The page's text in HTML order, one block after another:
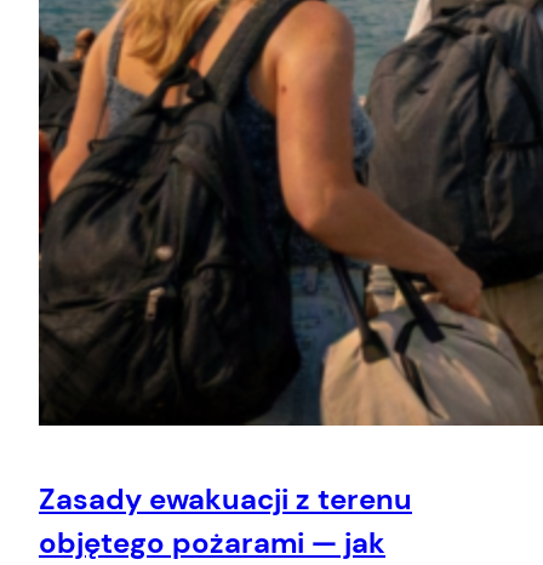
Zasady ewakuacji z terenu
objętego pożarami — jak